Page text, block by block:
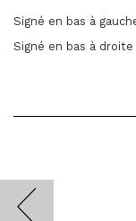
Signé en bas à
Signé en bas à